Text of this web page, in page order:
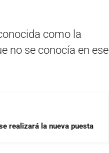
como la
no se conocía en ese
realizará la nueva puesta